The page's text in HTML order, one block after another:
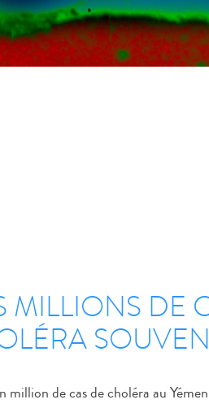
MILLIONS DE
million de cas de choléra au